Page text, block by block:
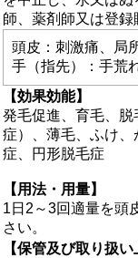
師、薬剤師又は登録
頭皮：刺激痛、局
手（指先）：手荒
【効果効能】
発毛促進、育毛、
症）、薄毛、ふけ
症、円形脱毛症
【用法・用量】
1日2～3回適量を頭
さい。
【保管及び取り扱い